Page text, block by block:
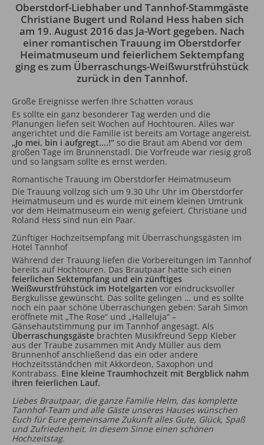
Oberstdorf-Liebhaber und Tannhof-Stammgäste
Christiane Bugert und Roland Hess haben sich
am 19. August 2016 das Ja-Wort gegeben. Nach
einer romantischen Trauung im Oberstdorfer
Heimatmuseum und feierlichem Sektempfang
ging es zum Überraschungs-Weißwurstfrühstück
zurück in den Tannhof.
Große Ereignisse werfen Ihre Schatten voraus
Es sollte ein ganz besonderer Tag werden und die
Planungen liefen seit Wochen auf Hochtouren. Alles war
angerichtet und die Familie ist bereits am Vortage angereist.
„Jo mei, bin i aufgregt....!“ so die Braut am Abend vor dem
großen Tage im Brunnenstadl. Die Vorfreude war riesig groß
und so langsam sollte es ernst werden.
Romantische Trauung im Oberstdorfer Heimatmuseum
Die Trauung vollzog sich um 9.30 Uhr Uhr im Oberstdorfer
Heimatmuseum und es wurde mit einem kleinen Umtrunk
vor dem Heimatmuseum ein wenig gefeiert. Christiane und
Roland Hess sind nun ein Paar.
Zünftiger Hochzeitsempfang mit Überraschungsgästen im
Hotel Tannhof
Während der Trauung liefen die Vorbereitungen im Tannhof
bereits auf Hochtouren. Das Brautpaar hatte sich einen
feierlichen Sektempfang und ein zünftiges
Weißwurstfrühstück im Hotelgarten vor eindrucksvoller
Bergkulisse gewünscht. Das sollte gelingen … und es sollte
noch ein paar schöne Überraschungen geben: Sarah Simon
eröffnete mit „The Rose“ und „Halleluja“ –
Gänsehautstimmung pur im Tannhof angesagt. Als
Überraschungsgäste brachten Musikfreund Sepp Kleber
aus der Traube zusammen mit Andy Müller aus dem
Brunnenhof anschließend das ein oder andere
Hochzeitsständchen mit Akkordeon, Saxophon und
Kontrabass. Eine kleine Traumhochzeit mit Bergblick nahm
ihren feierlichen Lauf.
Liebes Brautpaar, die ganze Familie Helm, das komplette
Tannhof-Team und alle Gäste unseres Hauses wünschen
Euch für Eure gemeinsame Zukunft alles Gute, Glück, Spaß
und Zufriedenheit. In diesem Sinne einen schönen
Hochzeitstag.